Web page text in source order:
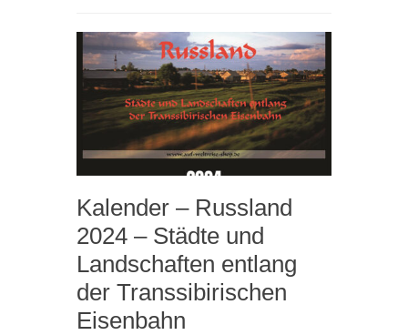
Kalender – Russland
2024 – Städte und
Landschaften entlang
der Transsibirischen
Eisenbahn